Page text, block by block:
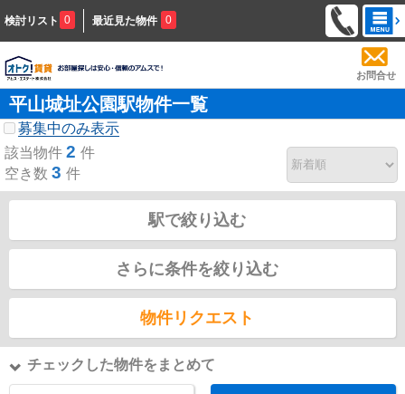
検討リスト 0 最近見た物件 0
お問合せ
平山城址公園駅物件一覧
募集中のみ表示
該当物件 2 件
空き数 3 件
駅で絞り込む
さらに条件を絞り込む
物件リクエスト
チェックした物件をまとめて